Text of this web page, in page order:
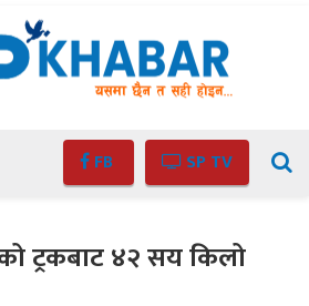
FB SP TV
ट्रकबाट ४२ सय किलो